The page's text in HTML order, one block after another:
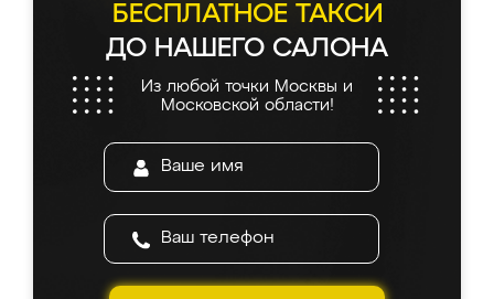
БЕСПЛАТНОЕ ТАКСИ
ДО НАШЕГО САЛОНА
Из любой точки Москвы и
Московской области!